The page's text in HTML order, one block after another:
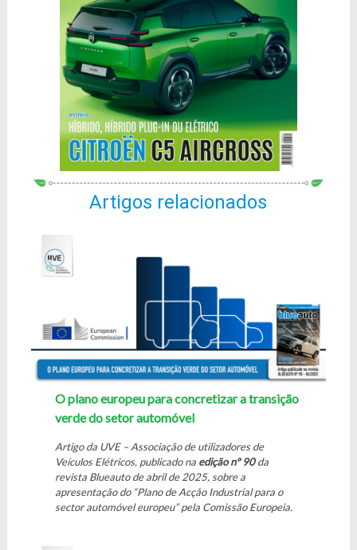
Artigos relacionados
O plano europeu para concretizar a transição
verde do setor automóvel
Artigo da UVE – Associação de utilizadores de
Veículos Elétricos, publicado na edição nº 90da
revista Blueauto de abril de 2025, sobre a
apresentação do “Plano de Acção Industrial para o
sector automóvel europeu” pela Comissão Europeia.